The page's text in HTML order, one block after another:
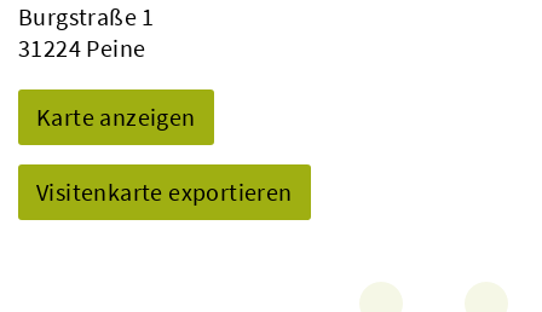
Burgstraße 1
31224 Peine
Karte anzeigen
Visitenkarte exportieren